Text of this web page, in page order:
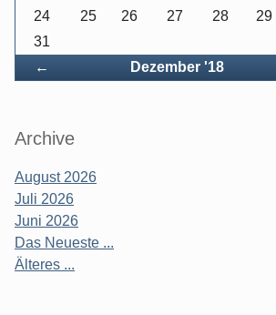
← Dezember '18
24
25 26 27 28 29
31
Archive
August 2026
Juli 2026
Juni 2026
Das Neueste ...
Älteres ...